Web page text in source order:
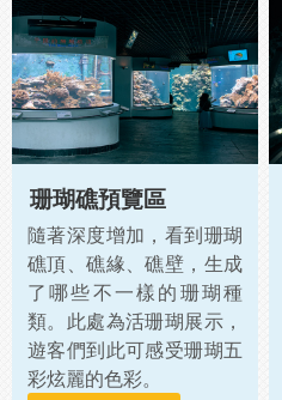
珊瑚礁預覽區
隨著深度增加，看到珊瑚
礁頂、礁緣、礁壁，生成
了哪些不一樣的珊瑚種
類。此處為活珊瑚展示，
遊客們到此可感受珊瑚五
彩炫麗的色彩。